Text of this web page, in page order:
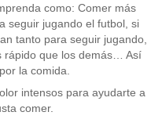
como: Comer más
seguir jugando el futbol, si
tanto para seguir jugando,
rápido que los demás… Así
la comida.
intensos para ayudarte a
comer.